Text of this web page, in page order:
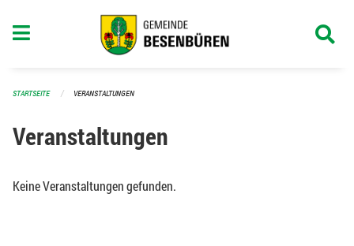
STARTSEITE VERANSTALTUNGEN
Veranstaltungen
Keine Veranstaltungen gefunden.